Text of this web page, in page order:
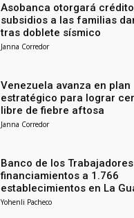
Asobanca otorgará
subsidios a las familias
tras doblete sísmico
Janna Corredor
Venezuela avanza en plan
estratégico para lograr
libre de fiebre aftosa
Janna Corredor
Banco de los
financiamientos a 1.766
establecimientos en La
Yohenli Pacheco